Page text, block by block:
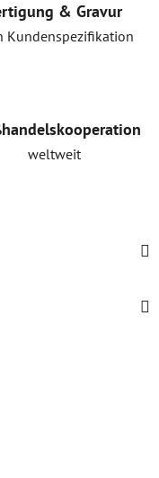
& Gravur
Kundenspezifikation
weltweit